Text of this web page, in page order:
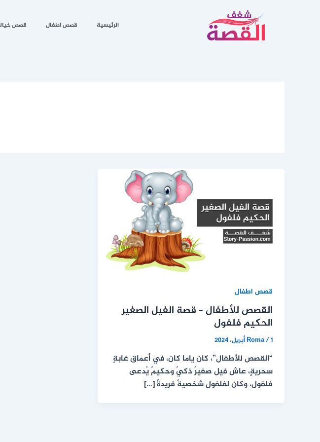
الرئيسية قصص اطفال قصص
قصص اطفال
القصص للأطفال – قصة الفيل الصغير
الحكيم فلفول
Roma/1 أبريل، 2024
“القصص للأطفال”، كان ياما كان، في أعماق غابةٍ
سحريةٍ، عاش فيل صغيرٌ ذكيٌ وحكيمٌ يُدعى
فلفول، وكان لفلفول شخصيةٌ فريدةٌ […]